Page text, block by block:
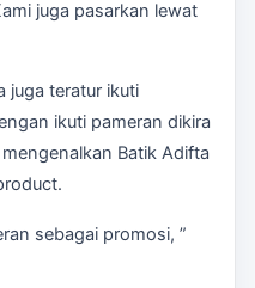
juga pasarkan lewat
juga teratur ikuti
ikuti pameran dikira
Batik Adifta
sebagai promosi, ”